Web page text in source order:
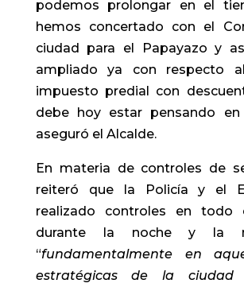
podemos prolongar en el
hemos concertado con el
ciudad para el Papayazo y
ampliado ya con respecto
impuesto predial con
debe hoy estar pensando en
aseguró el Alcalde.
En materia de controles de
reiteró que la Policía y el
realizado controles en todo
durante la noche y la
“fundamentalmente en
estratégicas de la ciudad